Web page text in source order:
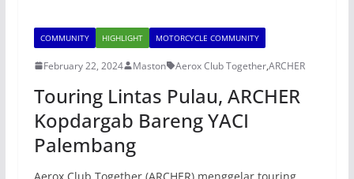
COMMUNITY HIGHLIGHT MOTORCYCLE COMMUNITY
February 22, 2024 Maston Aerox Club Together,ARCHER
Touring Lintas Pulau, ARCHER
Kopdargab Bareng YACI
Palembang
Aerox Club Together (ARCHER) menggelar touring